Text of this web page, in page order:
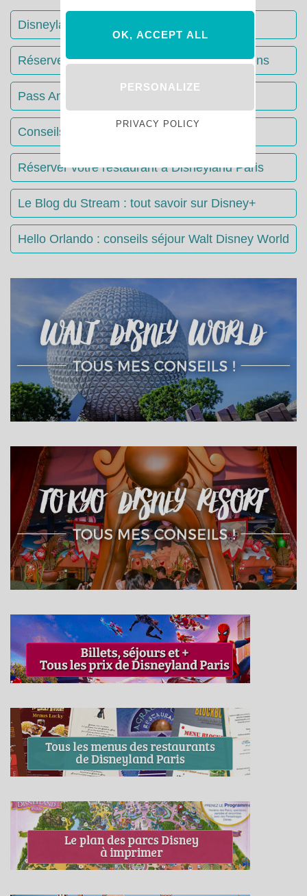
Disneyland Paris : Le guide complet
Réserver votre séjour : toutes les informations
Pass Annuels Disney : informations
Conseils & Astuces Disneyland Paris
Réserver votre restaurant à Disneyland Paris
Le Blog du Stream : tout savoir sur Disney+
Hello Orlando : conseils séjour Walt Disney World
OK, ACCEPT ALL
PERSONALIZE
PRIVACY POLICY